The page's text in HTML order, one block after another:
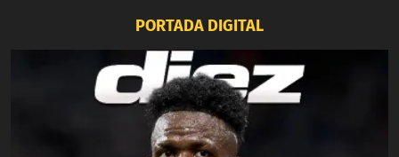
PORTADA DIGITAL